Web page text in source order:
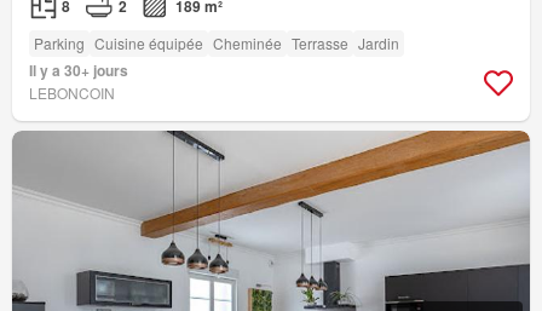
8 2 189 m²
Parking Cuisine équipée Cheminée Terrasse Jardin
Il y a 30+ jours
LEBONCOIN